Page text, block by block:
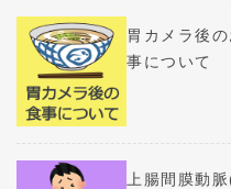
胃カメラ後の
事について
上腸間膜動